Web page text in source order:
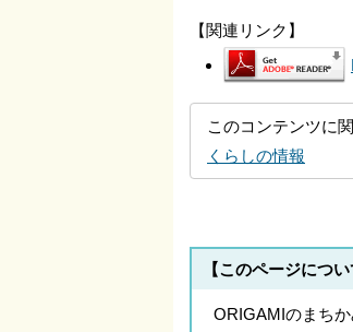
【関連リンク】
このコンテンツに
くらしの情報
【このページにつ
ORIGAMIのまち